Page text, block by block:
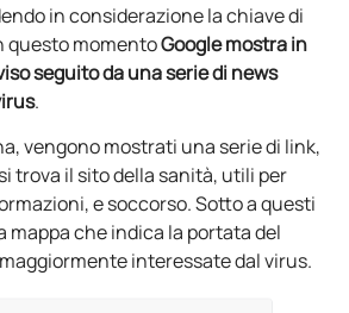
in considerazione la chiave di
questo momentoGoogle mostra in
seguito da una serie di news
.
vengono mostrati una serie di link,
trova il sito della sanità, utili per
e soccorso. Sotto a questi
mappa che indica la portata del
interessate dal virus.